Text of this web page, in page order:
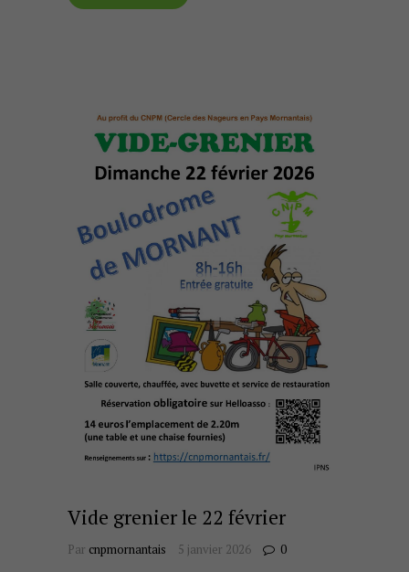
Vide grenier le 22 février
Par cnpmornantais 5 janvier 2026 0